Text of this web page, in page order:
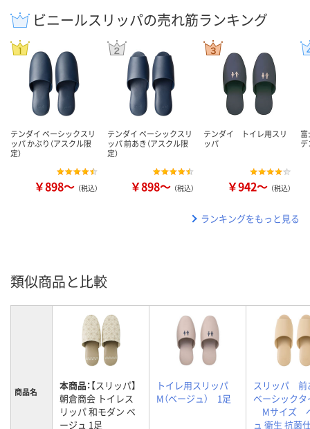
ビニールスリッパの売れ筋ランキング
テンダイ ベーシックスリ
ッパ かぶり（アスクル限
定）
￥898～ （税込）
テンダイ ベーシックスリ
ッパ 前あき（アスクル限
定）
￥898～ （税込）
テンダイ トイレ用スリ
ッパ
￥942～ （税込）
ランキングをもっと見る
類似商品と比較
商品名 本商品：【スリッパ】
朝倉商会 トイレス
リッパ 和モダン ベ
ージュ 1足
トイレ用スリッパ
M（ベージュ） 1足
スリッパ
ベーシックタ
Mサイズ
ュ 衛生 抗